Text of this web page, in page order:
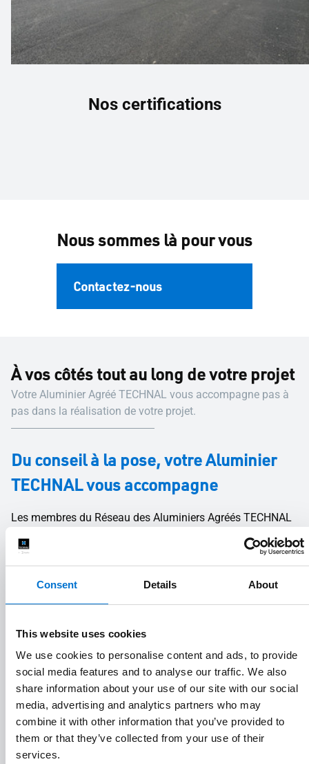
Consent Details About
This website uses cookies
We use cookies to personalise content and ads, to provide
social media features and to analyse our traffic. We also
share information about your use of our site with our social
media, advertising and analytics partners who may
combine it with other information that you’ve provided to
them or that they’ve collected from your use of their
services.
Nos certifications
Nous sommes là pour vous
Contactez-nous
À vos côtés tout au long de votre projet
Votre Aluminier Agréé TECHNAL vous accompagne pas à
pas dans la réalisation de votre projet.
Du conseil à la pose, votre Aluminier
TECHNAL vous accompagne
Les membres du Réseau des Aluminiers Agréés TECHNAL
sont des entreprises indépendantes, à taille humaine,
reconnues pour leurs compétences aussi bien sur des
Aluminiers Agréés TECHNAL assurent eux-mêmes la
dans leurs propres ateliers et la pose avec leurs équipes.
accompagne à toutes les étapes de votre projet, depuis la
conception sur ordinateur à la pose sur le chantier.
1 Etude technique et chiffrage